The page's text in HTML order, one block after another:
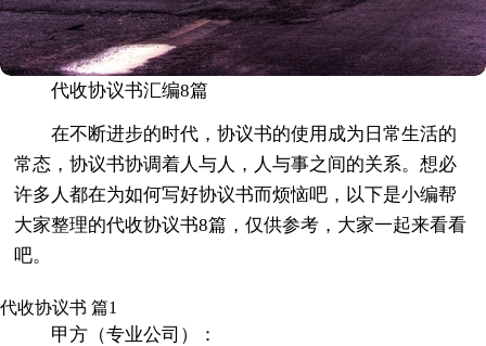
代收协议书汇编8篇
在不断进步的时代，协议书的使用成为日常生活的
常态，协议书协调着人与人，人与事之间的关系。想必
许多人都在为如何写好协议书而烦恼吧，以下是小编帮
大家整理的代收协议书8篇，仅供参考，大家一起来看看
吧。
代收协议书 篇1
甲方（专业公司）：